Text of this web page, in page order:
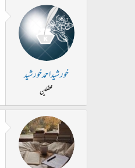
خورشیداحمدخورشید
محفلین